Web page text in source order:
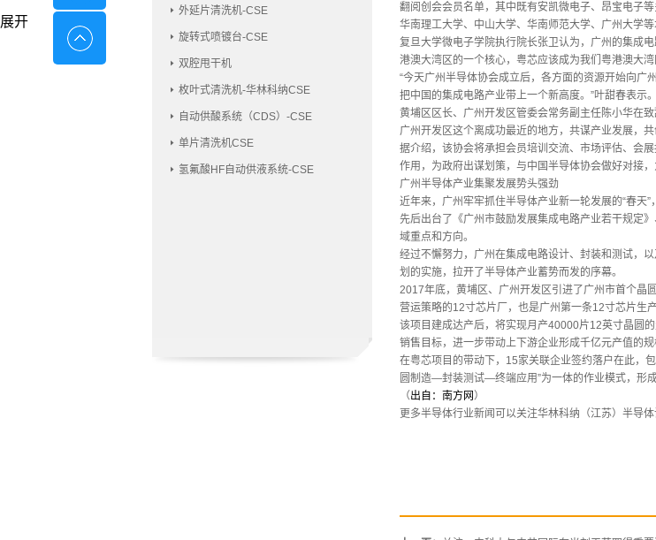
外延片清洗机-CSE
旋转式喷镀台-CSE
双腔甩干机
枚叶式清洗机-华林科纳CSE
自动供酸系统（CDS）-CSE
单片清洗机CSE
氢氟酸HF自动供液系统-CSE
翻阅创会会员名单，其中既有安凯微电子、昂宝电子
华南理工大学、中山大学、华南师范大学、广州大学
复旦大学微电子学院执行院长张卫认为，广州的集成
港澳大湾区的一个核心，粤芯应该成为我们粤港澳大
“今天广州半导体协会成立后，各方面的资源开始向广
把中国的集成电路产业带上一个新高度。”叶甜春表示。
黄埔区区长、广州开发区管委会常务副主任陈小华在
广州开发区这个离成功最近的地方，共谋产业发展，
据介绍，该协会将承担会员培训交流、市场评估、会
作用，为政府出谋划策，与中国半导体协会做好对接，
广州半导体产业集聚发展势头强劲
近年来，广州牢牢抓住半导体产业新一轮发展的“春天
先后出台了《广州市鼓励发展集成电路产业若干规定
域重点和方向。
经过不懈努力，广州在集成电路设计、封装和测试，
划的实施，拉开了半导体产业蓄势而发的序幕。
2017年底，黄埔区、广州开发区引进了广州市首个
营运策略的12寸芯片厂，也是广州第一条12寸芯片生
该项目建成达产后，将实现月产40000片12英寸晶圆
销售目标，进一步带动上下游企业形成千亿元产值的规
在粤芯项目的带动下，15家关联企业签约落户在此，
圆制造—封装测试—终端应用”为一体的作业模式，形
（出自：南方网 ）
更多半导体行业新闻可以关注华林科纳（江苏）半导体
展开